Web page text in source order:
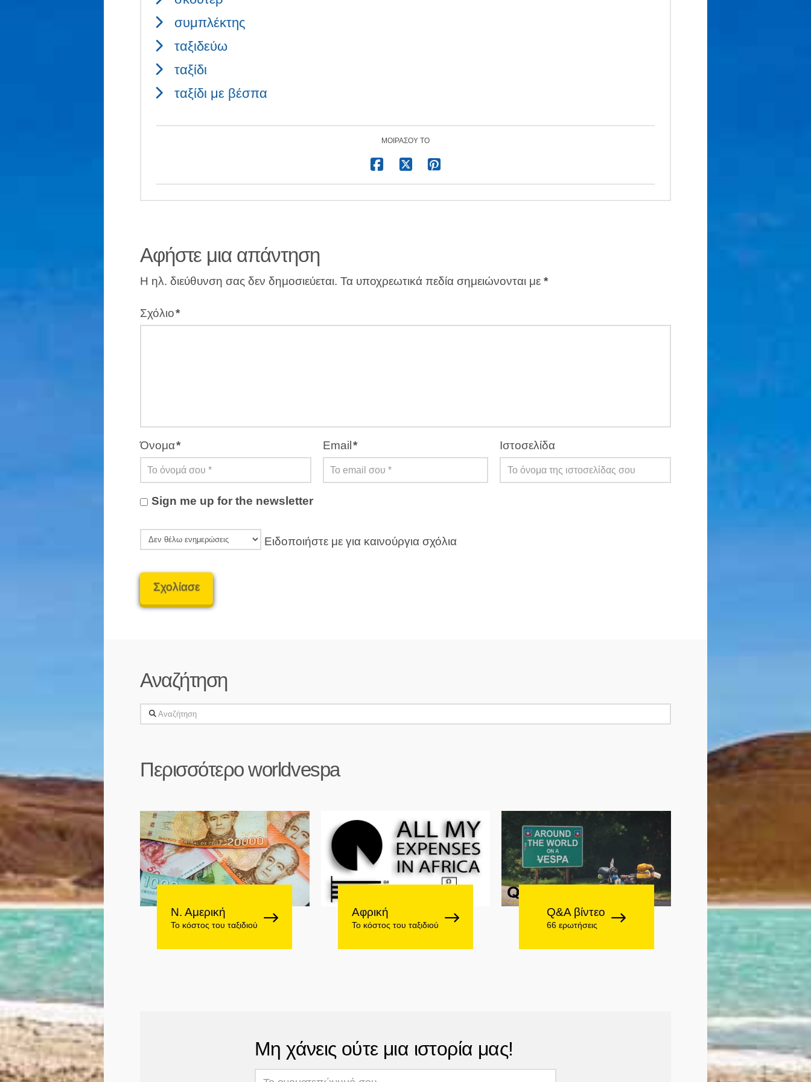
συμπλέκτης
ταξιδεύω
ταξίδι
ταξίδι με βέσπα
ΜΟΙΡΆΣΟΥ ΤΟ
Αφήστε μια απάντηση
Η ηλ. διεύθυνση σας δεν δημοσιεύεται. Τα υποχρεωτικά πεδία σημειώνονται με *
Σχόλιο*
Όνομα* Email* Ιστοσελίδα
Sign me up for the newsletter
Ειδοποιήστε με για καινούργια σχόλια
Αναζήτηση
Αναζήτηση
Περισσότερο worldvespa
Ν. Αμερική
Το κόστος του ταξιδιού
Αφρική
Το κόστος του ταξιδιού
Q&A βίντεο
66 ερωτήσεις
Μη χάνεις ούτε μια ιστορία μας!